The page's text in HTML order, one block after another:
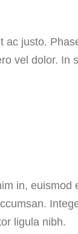
ac justo.
vel dolor. In
in, euismod
ligula nibh.